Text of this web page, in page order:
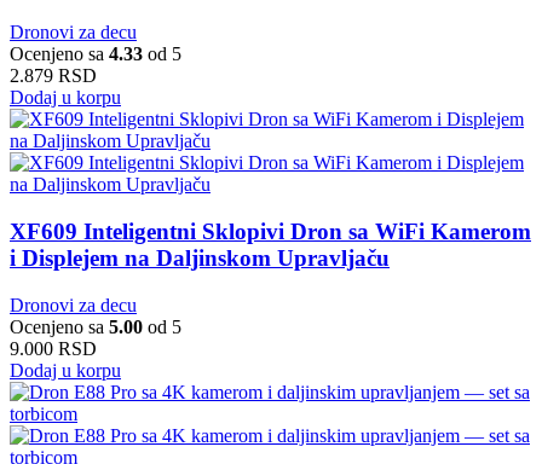
Dronovi za decu
Ocenjeno sa 4.33 od 5
2.879 RSD
Dodaj u korpu
XF609 Inteligentni Sklopivi Dron sa WiFi Kamerom
i Displejem na Daljinskom Upravljaču
Dronovi za decu
Ocenjeno sa 5.00 od 5
9.000 RSD
Dodaj u korpu